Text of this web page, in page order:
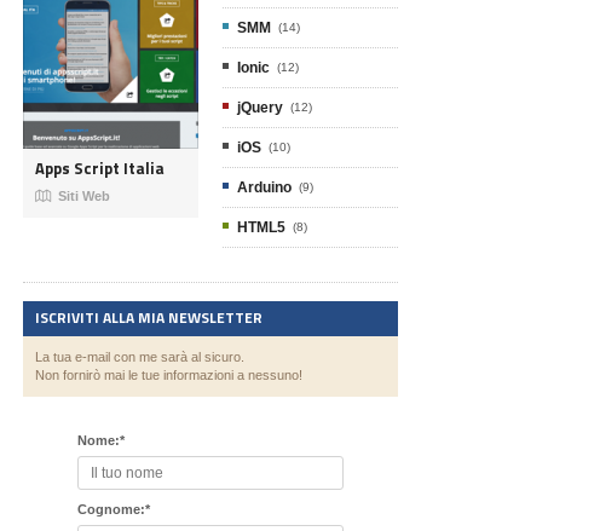
Apps Script Italia
 Siti Web
SMM (14)
Ionic (12)
jQuery (12)
iOS (10)
Arduino (9)
HTML5 (8)
ISCRIVITI ALLA MIA NEWSLETTER
La tua e-mail con me sarà al sicuro.
Non fornirò mai le tue informazioni a nessuno!
Nome:*
Cognome:*